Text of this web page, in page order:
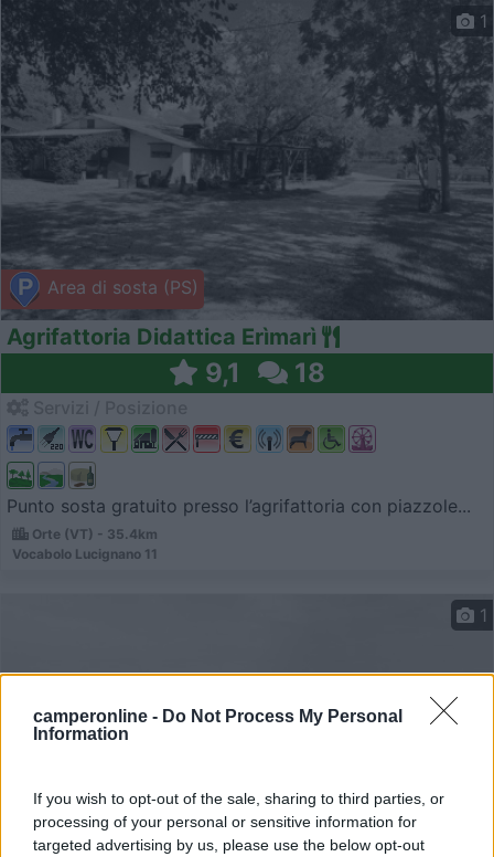
camperonline - Do Not Process My Personal
Information
If you wish to opt-out of the sale, sharing to third parties, or
processing of your personal or sensitive information for
targeted advertising by us, please use the below opt-out
Area di sosta (PS)
1
Agrifattoria Didattica Erìmarì
9,1 18
Punto sosta gratuito presso l’agrifattoria con piazzole...
Orte (VT) - 35.4km
Vocabolo Lucignano 11
1